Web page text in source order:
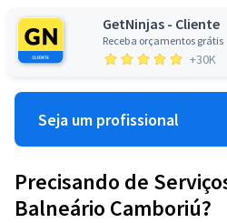
GetNinjas - Cliente
Receba orçamentos grátis
+30K
Seja um profissional
Precisando de
Balneário Camboriú?